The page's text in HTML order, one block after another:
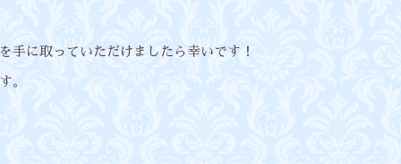
手に取っていただけましたら幸いです！
。